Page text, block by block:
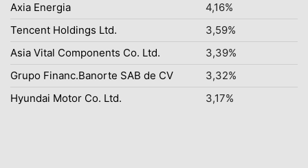
Axia Energia
4,16%
Tencent Holdings Ltd.
3,59%
Asia Vital Components Co. Ltd.
3,39%
Grupo Financ.Banorte SAB de CV
3,32%
Hyundai Motor Co. Ltd.
3,17%